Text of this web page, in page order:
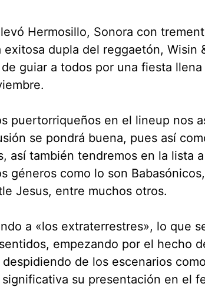
Hermosillo, Sonora con
exitosa dupla del reggaetón, Wisin
guiar a todos por una fiesta
puertorriqueños en el lineup nos
se pondrá buena, pues así
así también tendremos en la lista
géneros como lo son
Jesus, entre muchos otros.
a «los extraterrestres», lo que
empezando por el hecho
despidiendo de los escenarios
su presentación en el